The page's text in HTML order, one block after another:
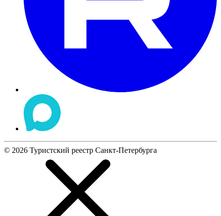
© 2026 Туристский реестр Санкт-Петербурга